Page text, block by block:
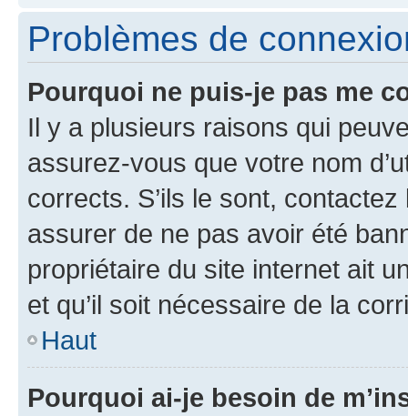
Problèmes de
Pourquoi ne puis-je pas me
Il y a plusieurs raisons qui
assurez-vous que votre nom
corrects. S’ils le sont,
assurer de ne pas avoir été
propriétaire du site internet ait
et qu’il soit nécessaire de la
Haut
Pourquoi ai-je besoin de